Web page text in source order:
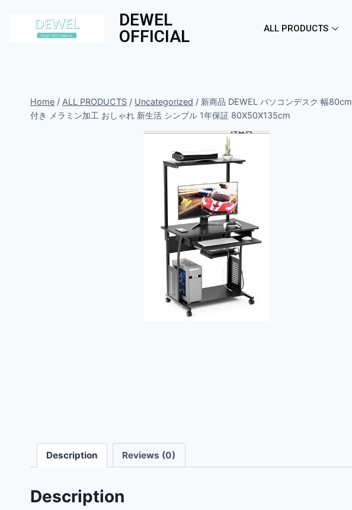
DEWEL
OFFICIAL
ALL PRODUCTS
Home / ALL PRODUCTS / Uncategorized / 新商品 DEWEL パソコンデスク 幅
付き メラミン加工 おしゃれ 新生活 シンプル 1年保証 80X50X135cm
Description Reviews (0)
Description